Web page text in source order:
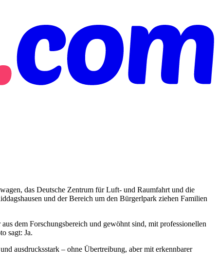
das Deutsche Zentrum für Luft- und Raumfahrt und die
und der Bereich um den Bürgerlpark ziehen Familien
dem Forschungsbereich und gewöhnt sind, mit professionellen
sagt: Ja.
ausdrucksstark – ohne Übertreibung, aber mit erkennbarer